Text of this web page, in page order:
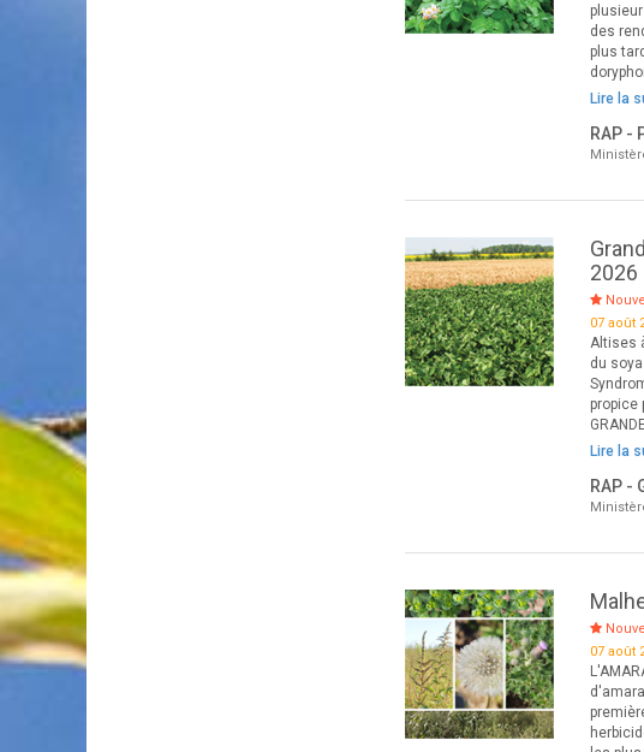
des
plus
Lire la
RAP -
2026
07 août
Altises
du
propice
Lire la
RAP -
07 août